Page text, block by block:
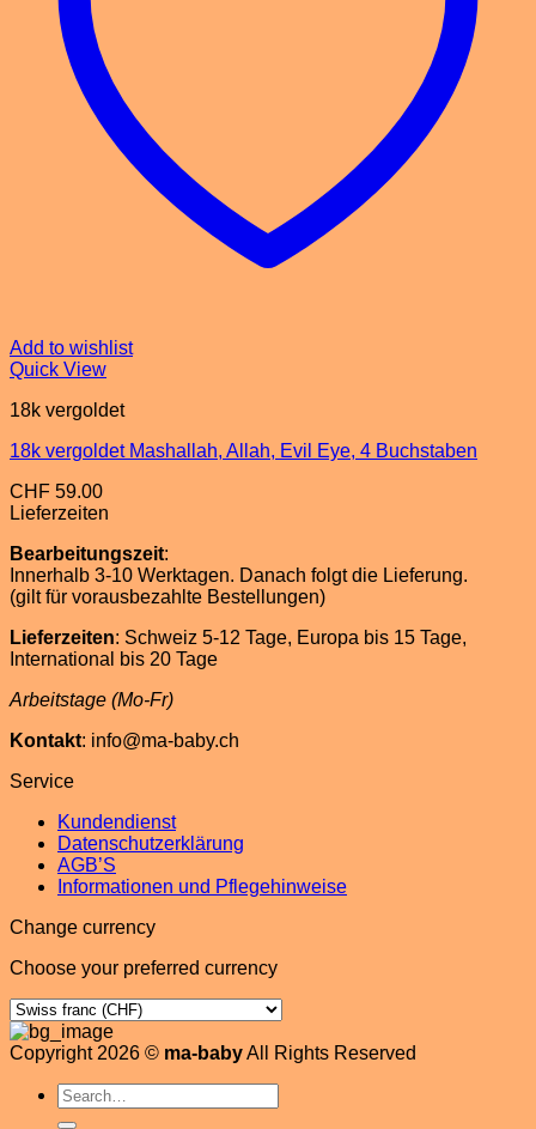
Add to wishlist
Quick View
18k vergoldet
18k vergoldet Mashallah, Allah, Evil Eye, 4 Buchstaben
CHF 59.00
Lieferzeiten
Bearbeitungszeit:
Innerhalb 3-10 Werktagen. Danach folgt die Lieferung.
(gilt für vorausbezahlte Bestellungen)
Lieferzeiten: Schweiz 5-12 Tage, Europa bis 15 Tage,
International bis 20 Tage
Arbeitstage (Mo-Fr)
Kontakt: info@ma-baby.ch
Service
Kundendienst
Datenschutzerklärung
AGB’S
Informationen und Pflegehinweise
Change currency
Choose your preferred currency
Copyright 2026 © ma-babyAll Rights Reserved
Search
for: